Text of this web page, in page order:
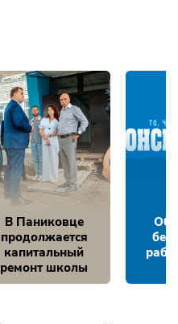
В Паниковце
продолжается
капитальный
ремонт школы